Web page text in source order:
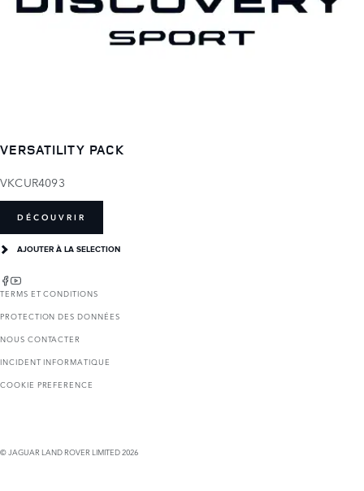
VERSATILITY PACK
VKCUR4093
DÉCOUVRIR
AJOUTER À LA SELECTION
TERMS ET CONDITIONS
PROTECTION DES DONNÉES
NOUS CONTACTER
INCIDENT INFORMATIQUE
COOKIE PREFERENCE
© JAGUAR LAND ROVER LIMITED 2026